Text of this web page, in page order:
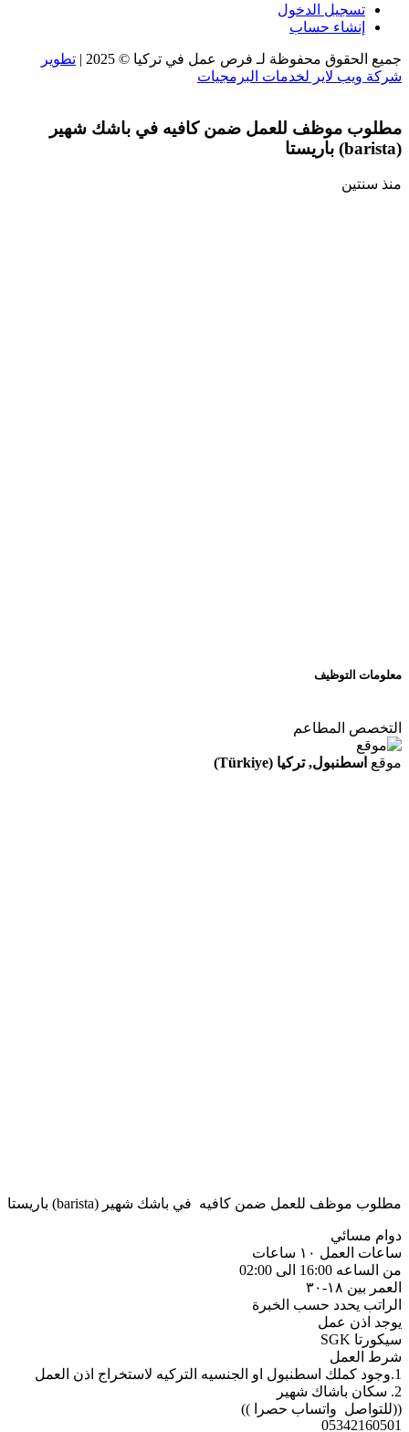
تسجيل الدخول
إنشاء حساب
جميع الحقوق محفوظة لـ فرص عمل في تركيا © 2025 |
تطوير
شركة ويب لاير لخدمات البرمجيات
مطلوب موظف للعمل ضمن كافيه في باشك شهير
(barista) باريستا
منذ سنتين
معلومات التوظيف
التخصص المطاعم
موقع اسطنبول, تركيا (Türkiye)
مطلوب موظف للعمل ضمن كافيه في باشك شهير (barista) باريستا
دوام مسائي
ساعات العمل ١٠ ساعات
من الساعه 16:00 الى 02:00
العمر بين ١٨-٣٠
الراتب يحدد حسب الخبرة
يوجد اذن عمل
سيكورتا SGK
شرط العمل
1.وجود كملك اسطنبول او الجنسيه التركيه لاستخراج اذن العمل
2. سكان باشاك شهير
((للتواصل واتساب حصرا ))
05342160501